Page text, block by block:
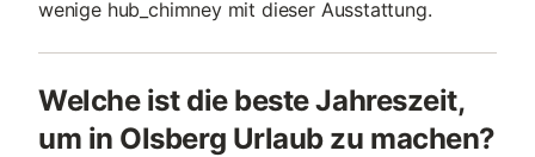
wenige hub_chimney mit dieser Ausstattung.
Welche ist die beste Jahreszeit,
um in Olsberg Urlaub zu machen?